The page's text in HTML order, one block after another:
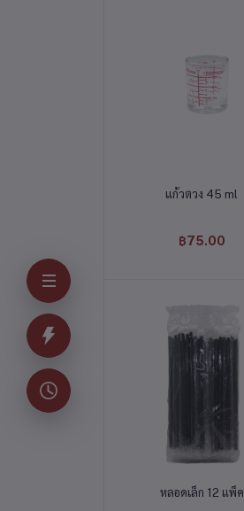
หยิบใส่ตะกร้า
แก้วตวง 45 ml
฿75.00
หยิบใส่ตะกร้า
หลอดเล็ก 12 แพ็ค